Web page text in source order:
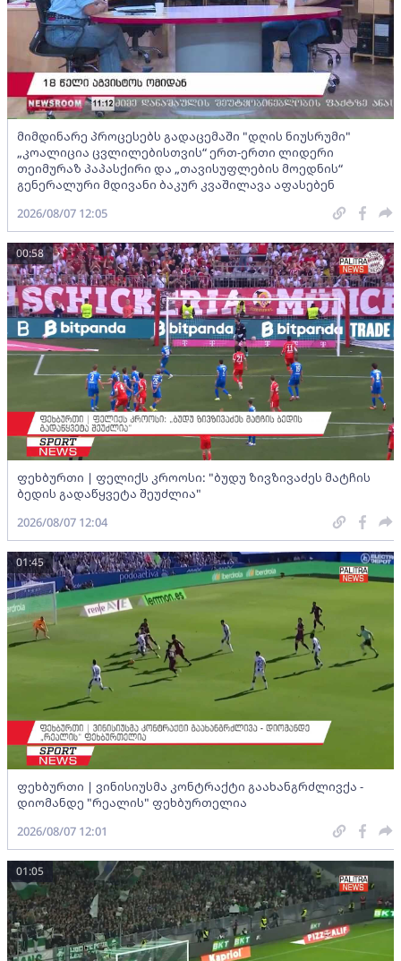
მიმდინარე პროცესებს გადაცემაში "დღის ნიუსრუმი"
„კოალიცია ცვლილებისთვის“ ერთ-ერთი ლიდერი
თეიმურაზ პაპასქირი და „თავისუფლების მოედნის“
გენერალური მდივანი ბაკურ კვაშილავა აფასებენ
2026/08/07 12:05
ფეხბურთი | ფელიქს კროოსი: "ბუდუ ზივზივაძეს მატჩის
ბედის გადაწყვეტა შეუძლია"
00:58
2026/08/07 12:04
ფეხბურთი | ვინისიუსმა კონტრაქტი გაახანგრძლივქა -
დიომანდე "რეალის" ფეხბურთელია
01:45
2026/08/07 12:01
01:05